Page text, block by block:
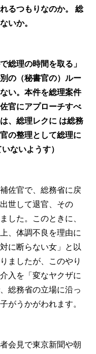
るつもりなのか。 総
いか。
総理の時間を取る」
の（秘書官の）ルー
い。本件を総理案件
官にアプローチすべ
、総理レクに は総務
の整理として総理に
ないようす）
佐官で、総務省に戻
世して退官、その
した。このときに、
、体調不良を理由に
に断らない女」と以
ましたが、このやり
入を「変なヤクザに
総務省の立場に沿っ
がうかがわれます。
会見で東京新聞や朝